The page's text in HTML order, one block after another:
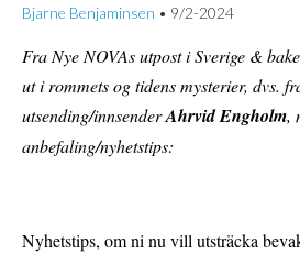
Bjarne Benjaminsen • 9/2-2024
Fra Nye NOVAs utpost i Sverige &
ut i rommets og tidens mysterier, dvs.
utsending/innsenderAhrvid Engholm,
anbefaling/nyhetstips:
Nyhetstips, om ni nu vill utsträcka